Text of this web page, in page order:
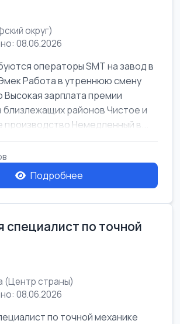
округ)
08.06.2026
операторы SMT на завод в
Работа в утреннюю смену
Высокая зарплата премии
близлежащих районов Чистое и
Немедленный в...
Подробнее
специалист по точной
(Центр страны)
08.06.2026
по точной механике